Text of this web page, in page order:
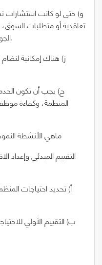
و) حتى لو كانت استشارات
تعاقدية أو متطلبات
الجودة المحقق كأداة إدارة فعالة وفعالة.
ز) هناك إمكانية
ح) يجب أن تكون
المنظمة، وكفاءة
ماهي الأنشطة
أ) تحديد احتياجات
ب) التقييم الأولي